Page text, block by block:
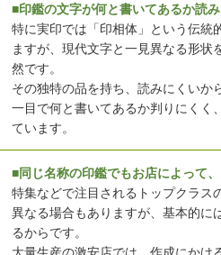
■印鑑の文字が何と書いてあるか読
特に実印では「印相体」という伝統
ますが、現代文字と一見異なる形状
然です。
その独特の品を持ち、読みにくいか
一目で何と書いてあるか判りにくく
ています。
■同じ名称の印鑑でもお店によって
特集などで注目されるトップクラス
異なる場合もありますが、基本的に
るからです。
大量生産の激安店では、作成にかけ